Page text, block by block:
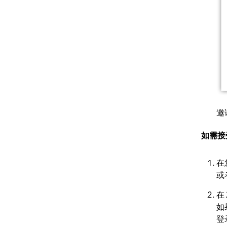
邀
如需
在
或
在
如
登